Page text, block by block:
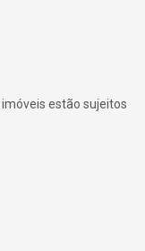
estão sujeitos